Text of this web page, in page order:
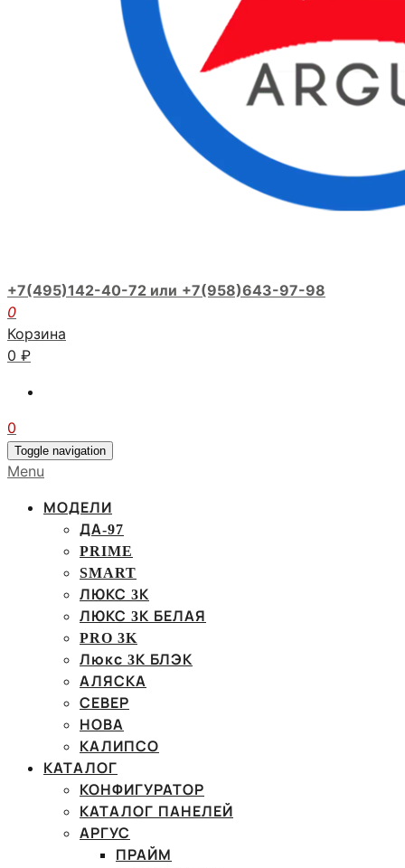
+7(495)142-40-72 или +7(958)643-97-98
0
Корзина
0 ₽
0
Toggle navigation
Menu
МОДЕЛИ
ДА-97
PRIME
SMART
ЛЮКС 3К
ЛЮКС 3К БЕЛАЯ
PRO 3K
Люкс 3К БЛЭК
АЛЯСКА
СЕВЕР
НОВА
КАЛИПСО
КАТАЛОГ
КОНФИГУРАТОР
КАТАЛОГ ПАНЕЛЕЙ
АРГУС
ПРАЙМ